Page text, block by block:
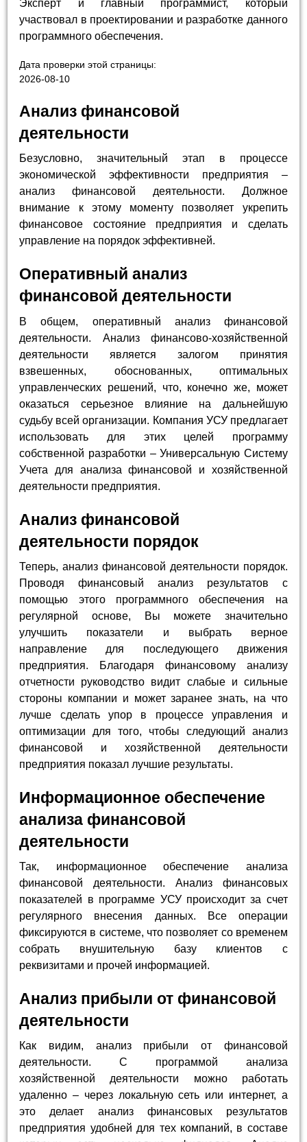
Эксперт и главный программист, который
участвовал в проектировании и разработке данного
программного обеспечения.
Дата проверки этой страницы:
2026-08-10
Анализ финансовой
деятельности
Безусловно, значительный этап в процессе
экономической эффективности предприятия –
анализ финансовой деятельности. Должное
внимание к этому моменту позволяет укрепить
финансовое состояние предприятия и сделать
управление на порядок эффективней.
Оперативный анализ
финансовой деятельности
В общем, оперативный анализ финансовой
деятельности. Анализ финансово-хозяйственной
деятельности является залогом принятия
взвешенных, обоснованных, оптимальных
управленческих решений, что, конечно же, может
оказаться серьезное влияние на дальнейшую
судьбу всей организации. Компания УСУ предлагает
использовать для этих целей программу
собственной разработки – Универсальную Систему
Учета для анализа финансовой и хозяйственной
деятельности предприятия.
Анализ финансовой
деятельности порядок
Теперь, анализ финансовой деятельности порядок.
Проводя финансовый анализ результатов с
помощью этого программного обеспечения на
регулярной основе, Вы можете значительно
улучшить показатели и выбрать верное
направление для последующего движения
предприятия. Благодаря финансовому анализу
отчетности руководство видит слабые и сильные
стороны компании и может заранее знать, на что
лучше сделать упор в процессе управления и
оптимизации для того, чтобы следующий анализ
финансовой и хозяйственной деятельности
предприятия показал лучшие результаты.
Информационное обеспечение
анализа финансовой
деятельности
Так, информационное обеспечение анализа
финансовой деятельности. Анализ финансовых
показателей в программе УСУ происходит за счет
регулярного внесения данных. Все операции
фиксируются в системе, что позволяет со временем
собрать внушительную базу клиентов с
реквизитами и прочей информацией.
Анализ прибыли от финансовой
деятельности
Как видим, анализ прибыли от финансовой
деятельности. С программой анализа
хозяйственной деятельности можно работать
удаленно – через локальную сеть или интернет, а
это делает анализ финансовых результатов
предприятия удобней для тех компаний, в составе